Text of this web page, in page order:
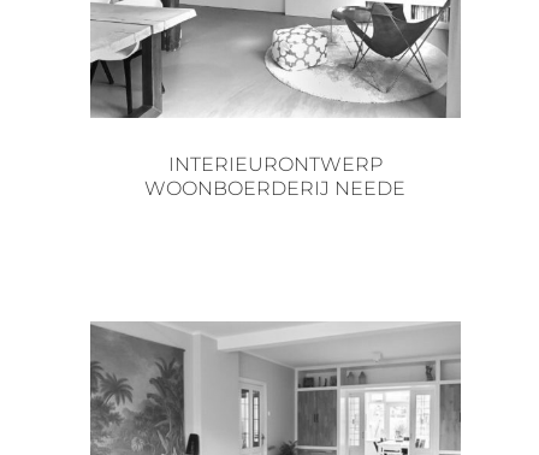
INTERIEURONTWERP
WOONBOERDERIJ NEEDE